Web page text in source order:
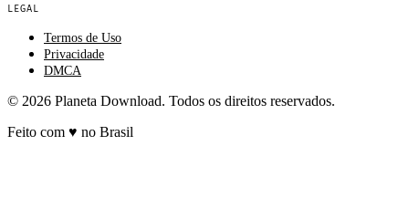
LEGAL
Termos de Uso
Privacidade
DMCA
© 2026 Planeta Download. Todos os direitos reservados.
Feito com ♥ no Brasil